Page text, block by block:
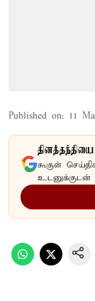
Published on: 11
கூகுள்
உடனுக்குடன்